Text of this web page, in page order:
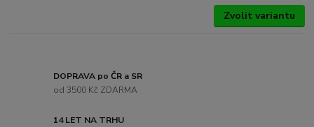
Zvolit variantu
DOPRAVA po ČR a SR
od 3500 Kč ZDARMA
14 LET NA TRHU